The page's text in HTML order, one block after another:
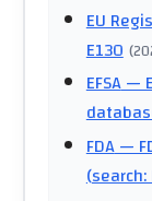
EU
E130 (
EFSA—
FDA—
(search: